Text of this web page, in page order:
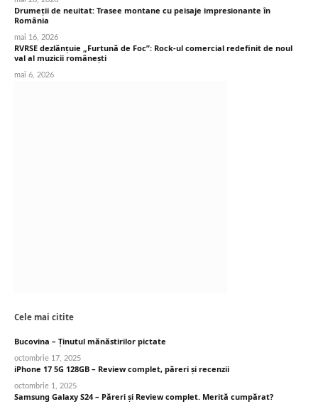
Drumeții de neuitat: Trasee montane cu peisaje impresionante în
România
mai 16, 2026
RVRSE dezlănțuie „Furtună de Foc”: Rock-ul comercial redefinit de noul
val al muzicii românești
mai 6, 2026
Cele mai citite
Bucovina – Ținutul mănăstirilor pictate
octombrie 17, 2025
iPhone 17 5G 128GB – Review complet, păreri și recenzii
octombrie 1, 2025
Samsung Galaxy S24 – Păreri și Review complet. Merită cumpărat?